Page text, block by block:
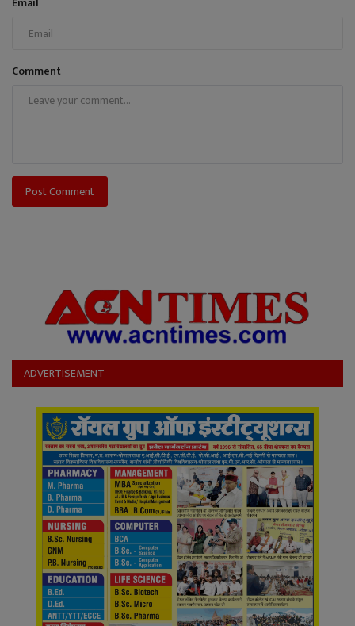
Comment
Post Comment
ADVERTISEMENT